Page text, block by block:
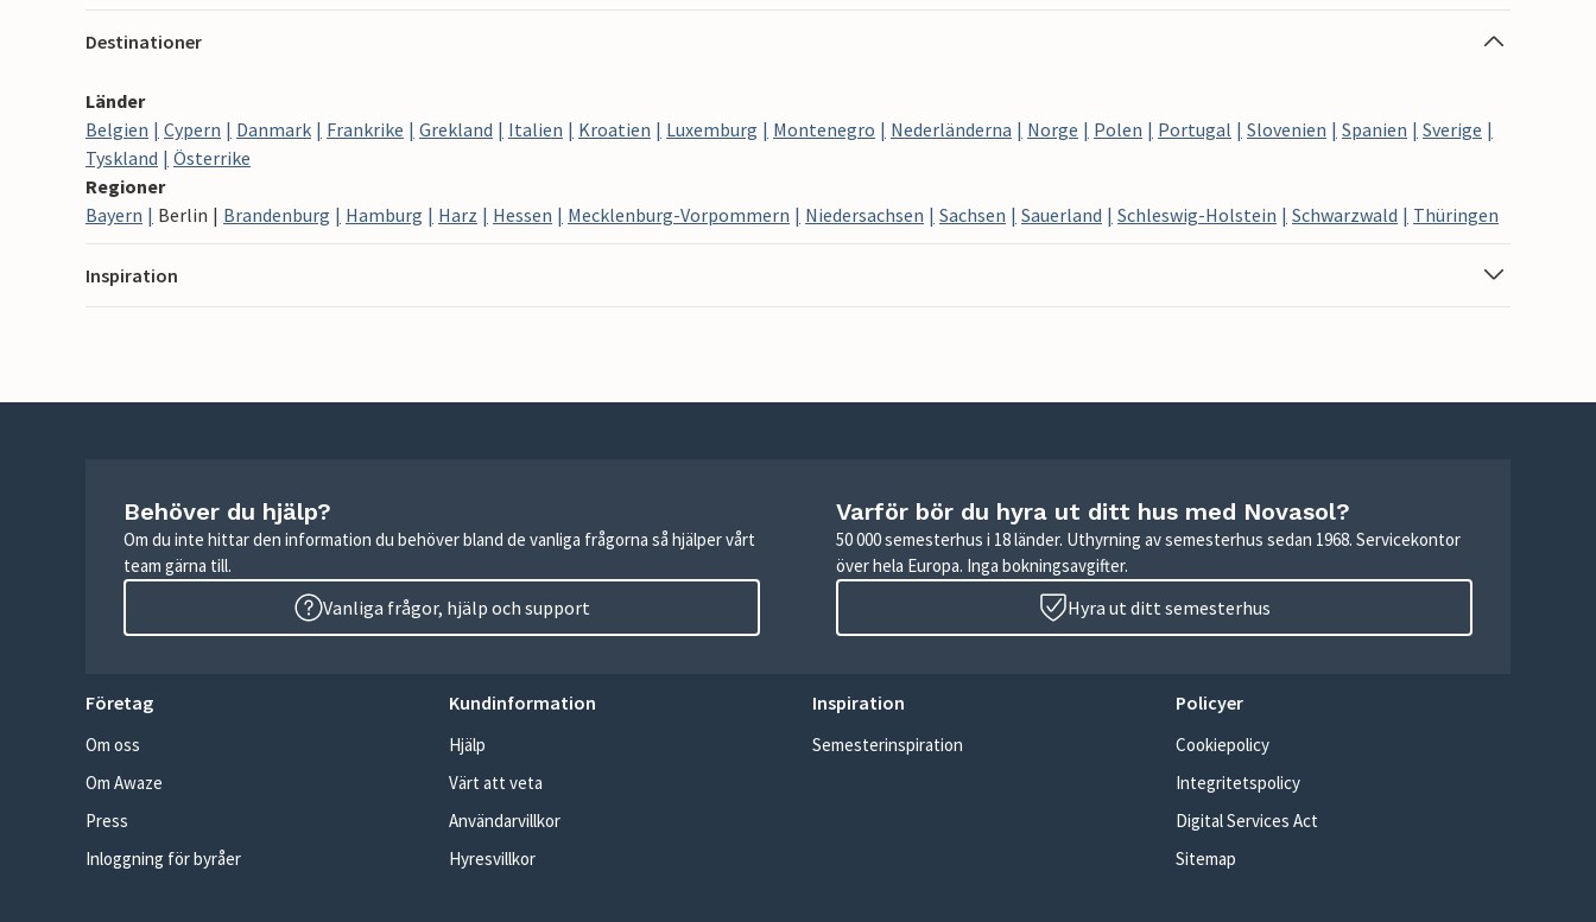
Destinationer
Länder
Belgien
Cypern Danmark Frankrike Grekland Italien Kroatien Luxemburg Montenegro Nederländerna Norge Polen Portugal Slovenien Spanien
Sverige
Tyskland
Österrike
Regioner
Bayern
Berlin Brandenburg Hamburg Harz Hessen Mecklenburg-Vorpommern Niedersachsen Sachsen Sauerland Schleswig-Holstein Schwarzwald Thüringen
Inspiration
Behöver du hjälp?
Om du inte hittar den information du behöver bland de vanliga frågorna så hjälper vårt
team gärna till.
Vanliga frågor, hjälp och support
Varför bör du hyra ut ditt hus med Novasol?
50 000 semesterhus i 18 länder. Uthyrning av semesterhus sedan 1968. Servicekontor
över hela Europa. Inga bokningsavgifter.
Hyra ut ditt semesterhus
Företag
Om oss
Om Awaze
Press
Inloggning för byråer
Kundinformation
Hjälp
Värt att veta
Användarvillkor
Hyresvillkor
Inspiration
Semesterinspiration
Policyer
Cookiepolicy
Integritetspolicy
Digital Services Act
Sitemap